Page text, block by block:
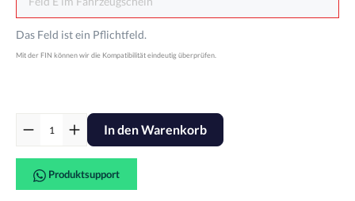
Das Feld ist ein Pflichtfeld.
In den Warenkorb
Produktsupport